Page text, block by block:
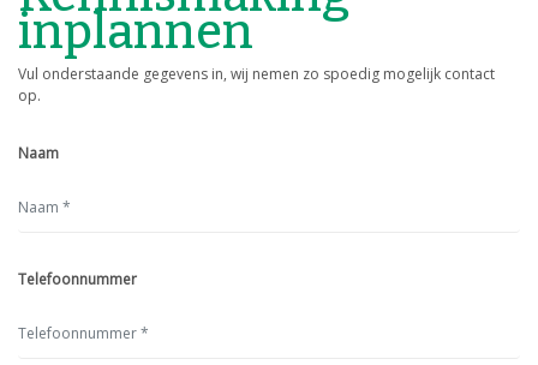
inplannen
Vul onderstaande gegevens in, wij nemen zo spoedig mogelijk contact
op.
Naam
Telefoonnummer